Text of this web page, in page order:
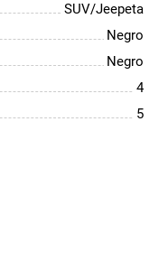
SUV/Jeepeta
Negro
Negro
4
5